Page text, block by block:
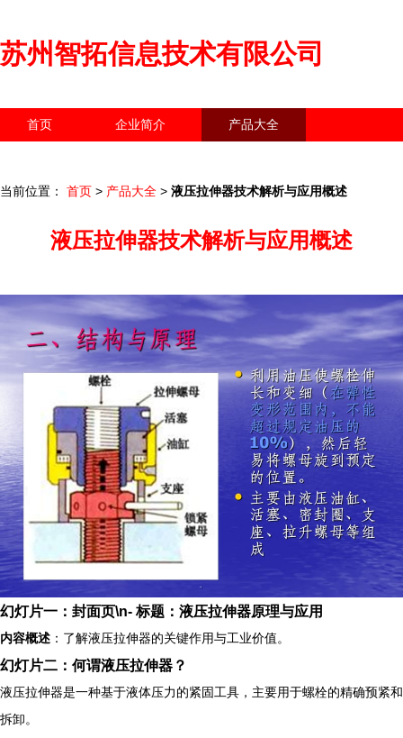
苏州智拓信息技术有限公司
首页 企业简介 产品大全
当前位置： 首页 > 产品大全 > 液压拉伸器技术解析与应用概述
液压拉伸器技术解析与应用概述
幻灯片一：封面页\n- 标题 ：液压拉伸器原理与应用
内容概述 ：了解液压拉伸器的关键作用与工业价值。
幻灯片二：何谓液压拉伸器？
液压拉伸器是一种基于液体压力的紧固工具，主要用于螺栓的精确预紧和
拆卸。